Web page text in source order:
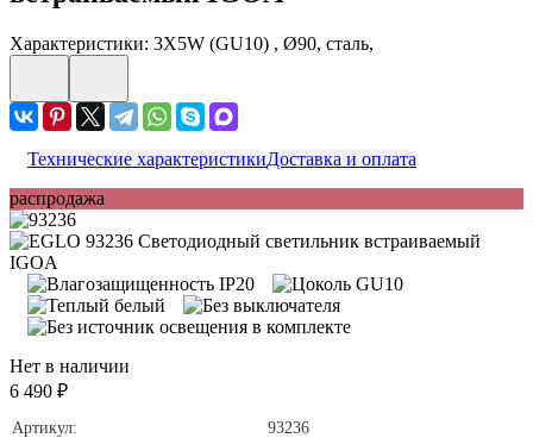
Характеристики: 3X5W (GU10) , Ø90, сталь,
Технические характеристикиДоставка и оплата
распродажа
Нет в наличии
6 490 ₽
Артикул: 93236